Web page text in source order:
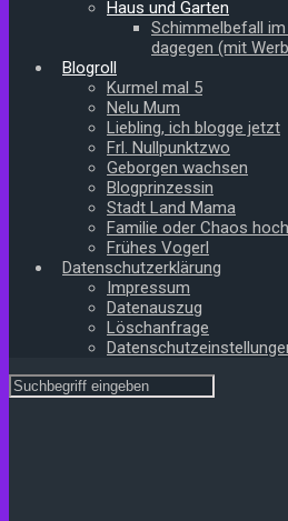
Haus und Garten
Schimmelbefall
dagegen (mit
Blogroll
Kurmel mal 5
Nelu Mum
Liebling, ich blogge jetzt
Frl. Nullpunktzwo
Geborgen wachsen
Blogprinzessin
Stadt Land Mama
Familie oder Chaos
Frühes Vogerl
Datenschutzerklärung
Impressum
Datenauszug
Löschanfrage